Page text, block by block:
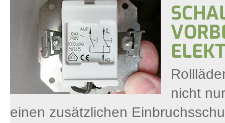
nicht
einen zusätzlichen